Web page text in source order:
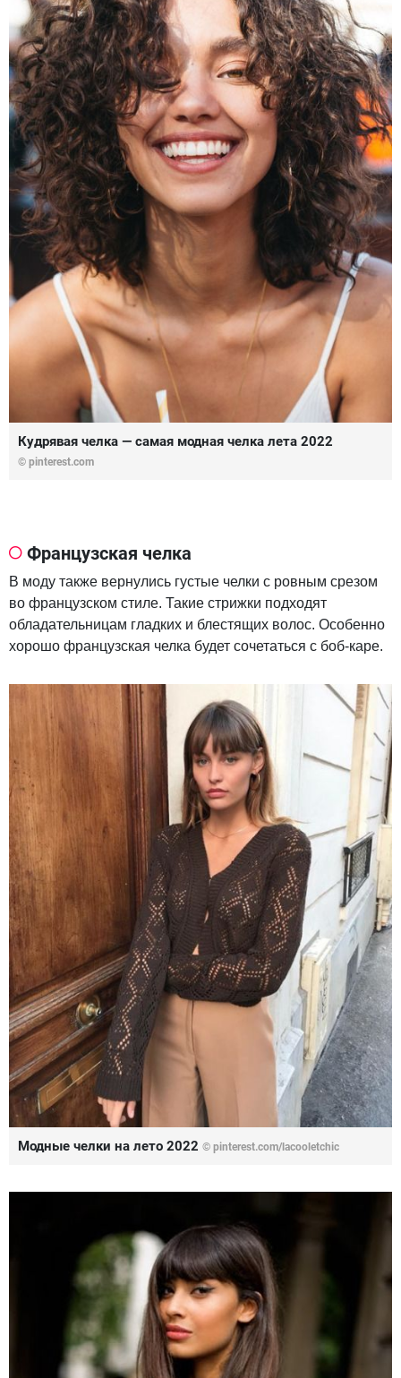
Кудрявая челка — самая модная челка лета 2022
© pinterest.com
Французская челка
В моду также вернулись густые челки с ровным срезом
во французском стиле. Такие стрижки подходят
обладательницам гладких и блестящих волос. Особенно
хорошо французская челка будет сочетаться с боб-каре.
Модные челки на лето 2022 © pinterest.com/lacooletchic